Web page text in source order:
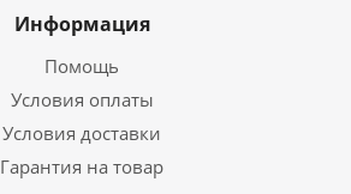
Информация
Помощь
Условия оплаты
Условия доставки
Гарантия на товар